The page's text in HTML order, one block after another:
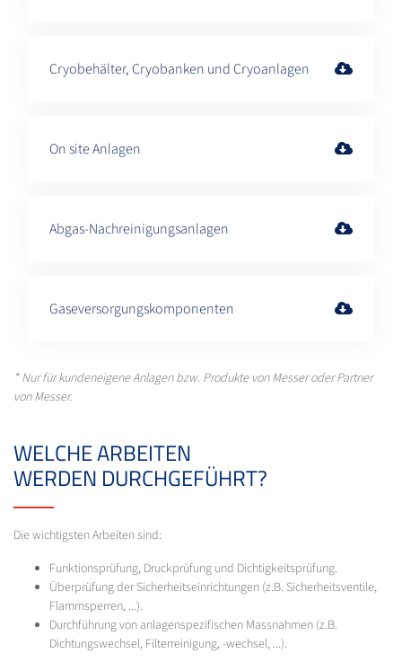
Cryobehälter, Cryobanken und Cryoanlagen
On site Anlagen
Abgas-Nachreinigungsanlagen
Gaseversorgungskomponenten
* Nur für kundeneigene Anlagen bzw. Produkte von Messer oder Partner
von Messer.
WELCHE ARBEITEN
WERDEN DURCHGEFÜHRT?
Die wichtigsten Arbeiten sind:
Funktionsprüfung, Druckprüfung und Dichtigkeitsprüfung.
Überprüfung der Sicherheitseinrichtungen (z.B. Sicherheitsventile,
Flammsperren, ...).
Durchführung von anlagenspezifischen Massnahmen (z.B.
Dichtungswechsel, Filterreinigung, -wechsel, ...).